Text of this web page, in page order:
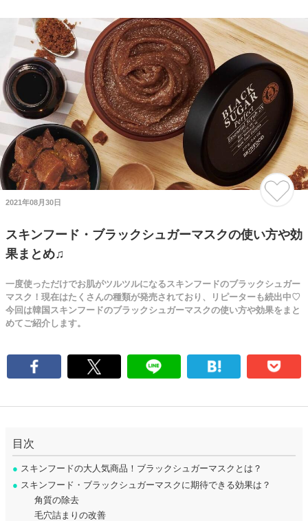
2021年08月30日
スキンフード・ブラックシュガーマスクの使い方や効
果まとめ♫
一度使っただけでお肌がツルツルになるスキンフードのブラックシュガー
マスク！現在はたくさんの種類が発売されており、リピーターも続出中♡
今回は韓国スキンフードのブラックシュガーマスクの使い方や効果をまと
めてご紹介します。
目次
● スキンフードの大人気商品！ブラックシュガーマスクとは？
● スキンフード・ブラックシュガーマスクに期待できる効果は？
角質の除去
毛穴詰まりの改善